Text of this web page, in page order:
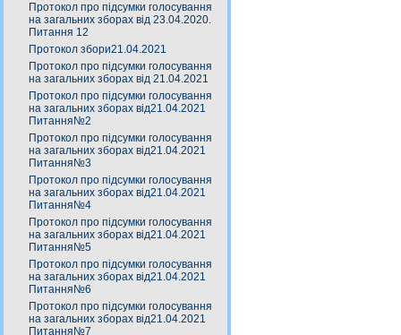
Протокол про підсумки голосування
на загальних зборах від 23.04.2020.
Питання 12
Протокол збори21.04.2021
Протокол про підсумки голосування
на загальних зборах від 21.04.2021
Протокол про підсумки голосування
на загальних зборах від21.04.2021
Питання№2
Протокол про підсумки голосування
на загальних зборах від21.04.2021
Питання№3
Протокол про підсумки голосування
на загальних зборах від21.04.2021
Питання№4
Протокол про підсумки голосування
на загальних зборах від21.04.2021
Питання№5
Протокол про підсумки голосування
на загальних зборах від21.04.2021
Питання№6
Протокол про підсумки голосування
на загальних зборах від21.04.2021
Питання№7